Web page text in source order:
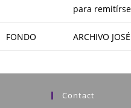
para
FONDO ARCHIVO
Contact